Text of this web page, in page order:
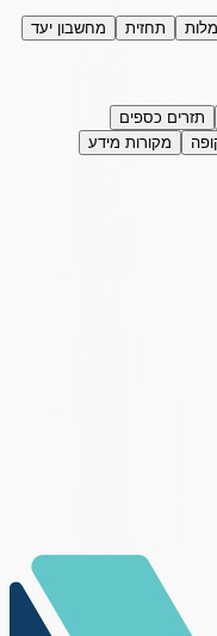
תחזית
מחשבון יעד
תזרים כספים
מקורות מידע